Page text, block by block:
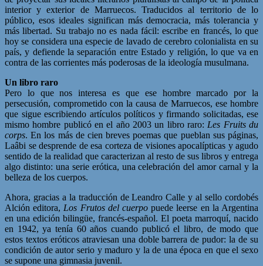
interior y exterior de Marruecos. Traducidos al territorio de lo
público, esos ideales significan más democracia, más tolerancia y
más libertad. Su trabajo no es nada fácil: escribe en francés, lo que
hoy se considera una especie de lavado de cerebro colonialista en su
país, y defiende la separación entre Estado y religión, lo que va en
contra de las corrientes más poderosas de la ideología musulmana.
Un libro raro
Pero lo que nos interesa es que ese hombre marcado por la
persecusión, comprometido con la causa de Marruecos, ese hombre
que sigue escribiendo artículos políticos y firmando solicitadas, ese
mismo hombre publicó en el año 2003 un libro raro: Les Fruits du
corps. En los más de cien breves poemas que pueblan sus páginas,
Laâbi se desprende de esa corteza de visiones apocalípticas y agudo
sentido de la realidad que caracterizan al resto de sus libros y entrega
algo distinto: una serie erótica, una celebración del amor carnal y la
belleza de los cuerpos.
Ahora, gracias a la traducción de Leandro Calle y al sello cordobés
Alción editora, Los Frutos del cuerpo puede leerse en la Argentina
en una edición bilingüe, francés-español. El poeta marroquí, nacido
en 1942, ya tenía 60 años cuando publicó el libro, de modo que
estos textos eróticos atraviesan una doble barrera de pudor: la de su
condición de autor serio y maduro y la de una época en que el sexo
se supone una gimnasia juvenil.